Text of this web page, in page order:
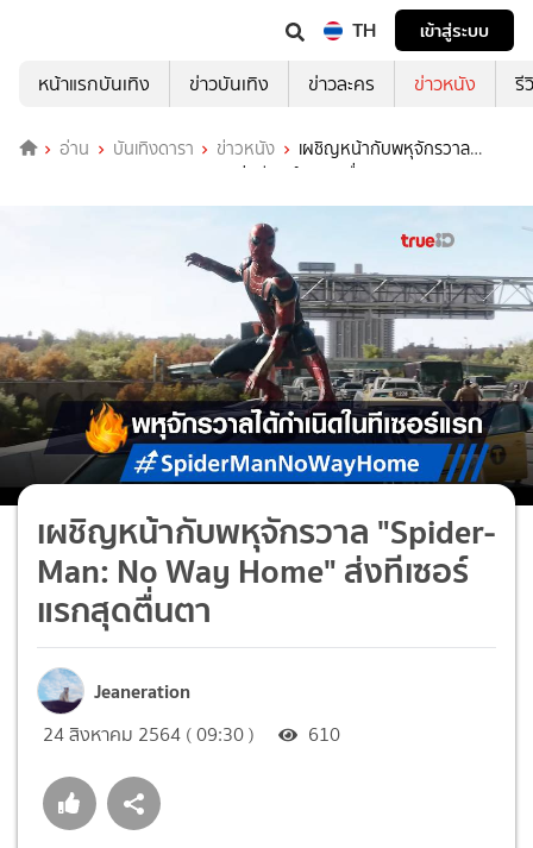
TH
เข้าสู่ระบบ
หน้าแรกบันเทิง
ข่าวบันเทิง ข่าวละคร ข่าวหนัง รี
อ่าน บันเทิงดารา ข่าวหนัง
เผชิญหน้ากับพหุจักรวาล
"Spider-Man: No Way Home" ส่งทีเซอร์แรกสุดตื่นตา
เผชิญหน้ากับพหุจักรวาล "Spider-
Man: No Way Home" ส่งทีเซอร์
แรกสุดตื่นตา
Jeaneration
24 สิงหาคม 2564 ( 09:30 ) 610